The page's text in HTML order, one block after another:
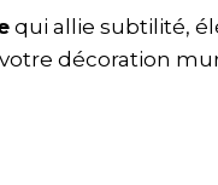
qui allie subtilité,
décoration